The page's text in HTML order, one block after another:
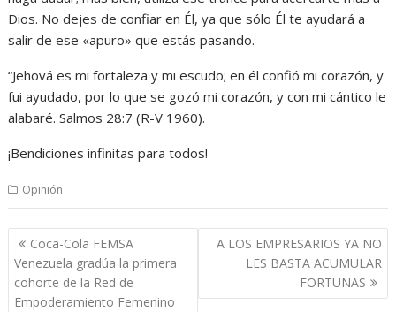
Dios. No dejes de confiar en Él, ya que sólo Él te ayudará a
salir de ese «apuro» que estás pasando.
“Jehová es mi fortaleza y mi escudo; en él confió mi corazón, y
fui ayudado, por lo que se gozó mi corazón, y con mi cántico le
alabaré. Salmos 28:7 (R-V 1960).
¡Bendiciones infinitas para todos!
Opinión
Navegación
de
entradas
Coca-Cola FEMSA
Venezuela gradúa la primera
cohorte de la Red de
Empoderamiento Femenino
A LOS EMPRESARIOS YA NO
LES BASTA ACUMULAR
FORTUNAS